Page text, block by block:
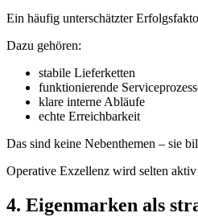
Ein häufig unterschätzter
Dazu gehören:
stabile Lieferketten
funktionierende
klare interne Abläufe
echte Erreichbarkeit
Das sind keine Nebenthemen – sie
Operative Exzellenz wird selten
4. Eigenmarken als